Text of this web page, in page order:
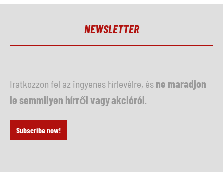
NEWSLETTER
Iratkozzon fel az ingyenes hírlevélre, ésne maradjon
le semmilyen hírről vagy akcióról
Subscribe now!